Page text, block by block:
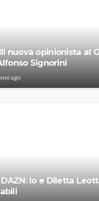
nuova opinionista al
Signorini
ago
Io e Diletta